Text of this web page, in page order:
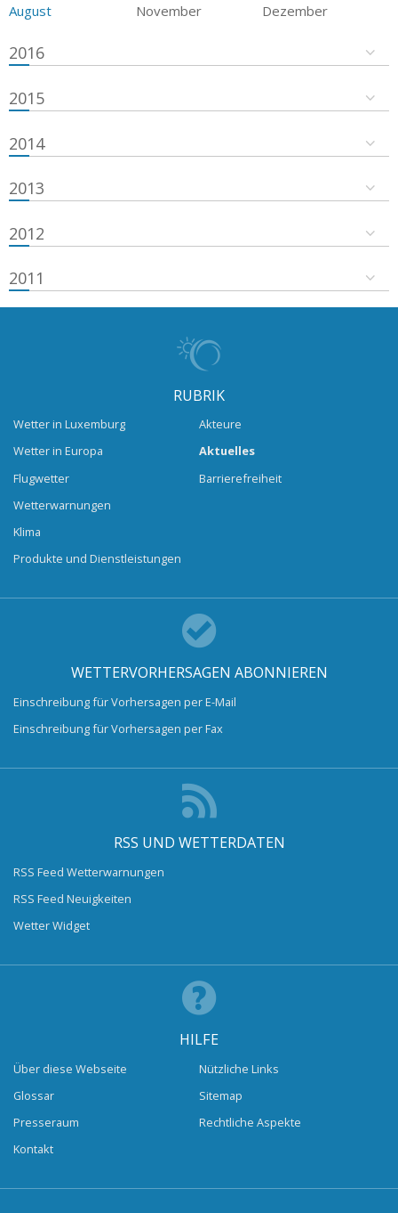
August
November Dezember
2016
2015
2014
2013
2012
2011
RUBRIK
Wetter in Luxemburg
Wetter in Europa
Flugwetter
Wetterwarnungen
Klima
Produkte und Dienstleistungen
Akteure
Aktuelles
Barrierefreiheit
WETTERVORHERSAGEN ABONNIEREN
Einschreibung für Vorhersagen per E-Mail
Einschreibung für Vorhersagen per Fax
RSS UND WETTERDATEN
RSS Feed Wetterwarnungen
RSS Feed Neuigkeiten
Wetter Widget
HILFE
Über diese Webseite
Glossar
Presseraum
Kontakt
Nützliche Links
Sitemap
Rechtliche Aspekte